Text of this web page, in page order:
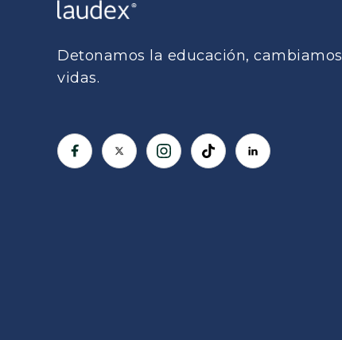
Detonamos la educación, cambiamos
vidas.